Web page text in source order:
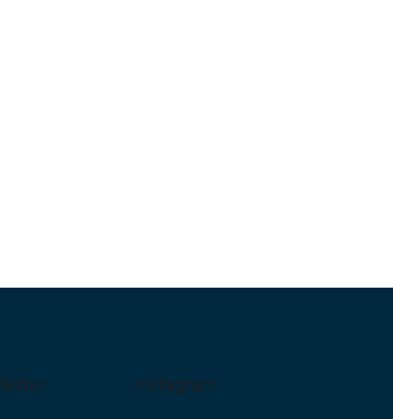
Instagram